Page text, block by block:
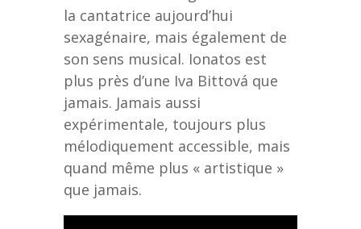
la cantatrice aujourd’hui
sexagénaire, mais également de
son sens musical. Ionatos est
plus près d’une Iva Bittová que
jamais. Jamais aussi
expérimentale, toujours plus
mélodiquement accessible, mais
quand même plus « artistique »
que jamais.